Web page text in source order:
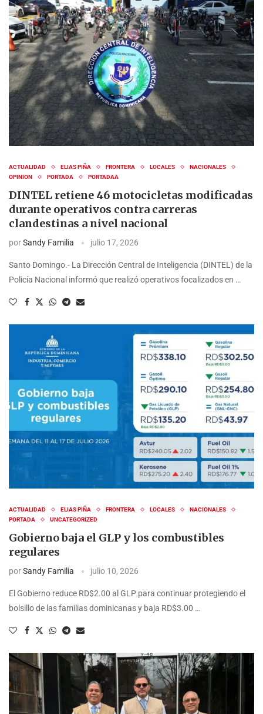
ACTUALIDAD ELIAS PIÑA FRONTERA LOCALES
NACIONALES
OPINION
PORTADA PORTADAA
DINTEL retiene 46 motocicletas modificadas
durante operativos contra carreras
clandestinas a nivel nacional
porSandy Familia julio 17, 2026
Santo Domingo.- La Dirección Central de Inteligencia (DINTEL) de la
Policía Nacional informó que realizó operativos focalizados en …
ACTUALIDAD ELIAS PIÑA FRONTERA LOCALES
NACIONALES
PORTADA
UNCATEGORIZED
Gobierno baja el GLP y los combustibles
regulares
porSandy Familia julio 10, 2026
El Gobierno reduce RD$2.00 al GLP para continuar protegiendo el
bolsillo de las familias dominicanas y baja RD$3.00 …